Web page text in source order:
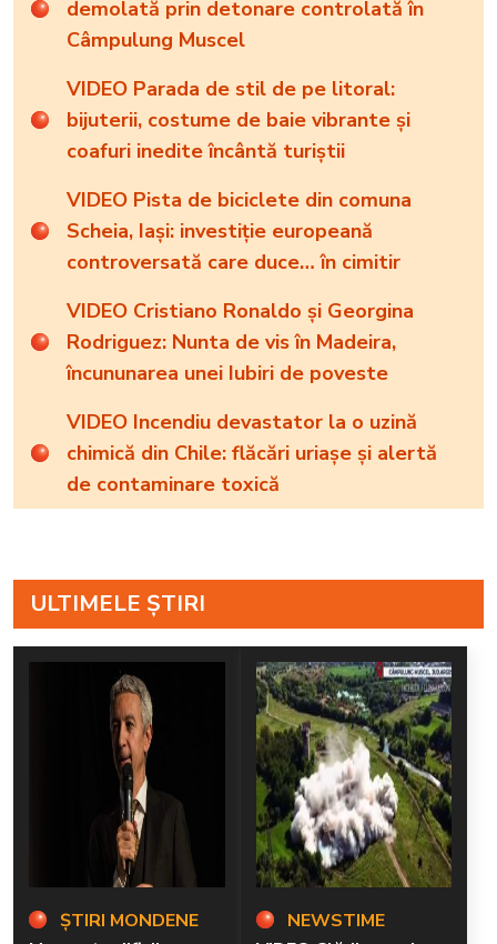
demolată prin detonare controlată în
Câmpulung Muscel
VIDEO Parada de stil de pe litoral:
bijuterii, costume de baie vibrante și
coafuri inedite încântă turiștii
VIDEO Pista de biciclete din comuna
Scheia, Iași: investiție europeană
controversată care duce… în cimitir
VIDEO Cristiano Ronaldo și Georgina
Rodriguez: Nunta de vis în Madeira,
încununarea unei Iubiri de poveste
VIDEO Incendiu devastator la o uzină
chimică din Chile: flăcări uriașe și alertă
de contaminare toxică
ULTIMELE ȘTIRI
ȘTIRI MONDENE
NEWSTIME